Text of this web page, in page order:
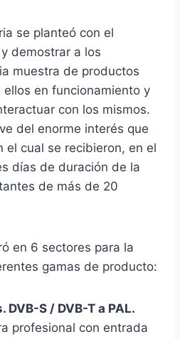
se planteó con el
demostrar a los
muestra de productos
en funcionamiento y
con los mismos.
del enorme interés que
el cual se recibieron, en el
días de duración de la
de más de 20
en 6 sectores para la
gamas de producto:
S / DVB-T a PAL.
profesional con entrada